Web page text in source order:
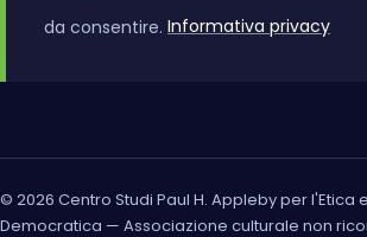
da consentire. Informativa privacy
© 2026 Centro Studi Paul H. Appleby per l'Etica
Democratica — Associazione culturale non